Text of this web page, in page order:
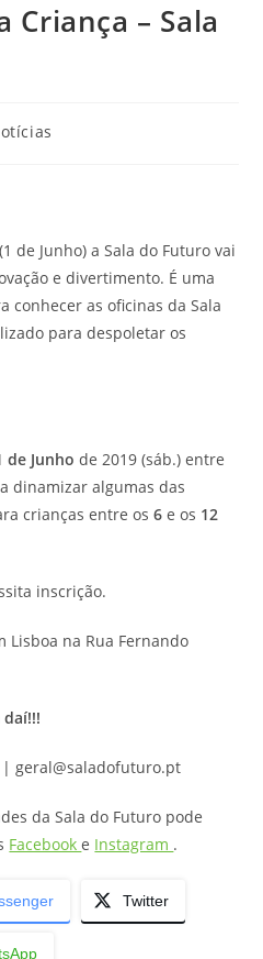
Criança – Sala
(1 de Junho) a Sala do Futuro vai
e divertimento. É uma
conhecer as oficinas da Sala
para despoletar os
de Junho de 2019 (sáb.) entre
dinamizar algumas das
crianças entre os6e os 12
inscrição.
Lisboa na Rua Fernando
| geral@saladofuturo.pt
da Sala do Futuro pode
Facebooke Instagram .
Twitter